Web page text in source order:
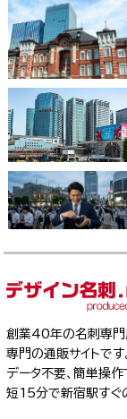
創業40年の名刺専門
専門の通販サイトで
データ不要、簡単操
短15分で新宿駅すぐ